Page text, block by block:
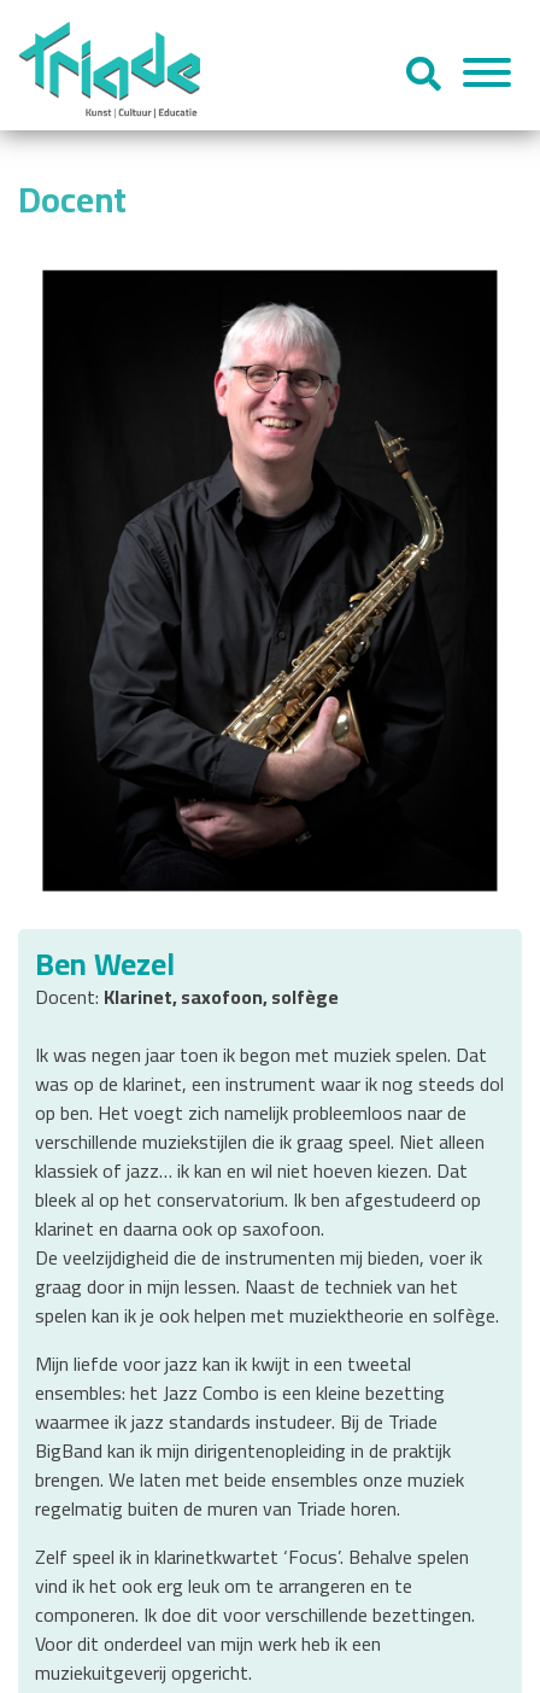
Docent
Ben Wezel
Docent: Klarinet, saxofoon, solfège
Ik was negen jaar toen ik begon met muziek spelen. Dat
was op de klarinet, een instrument waar ik nog steeds dol
op ben. Het voegt zich namelijk probleemloos naar de
verschillende muziekstijlen die ik graag speel. Niet alleen
klassiek of jazz… ik kan en wil niet hoeven kiezen. Dat
bleek al op het conservatorium. Ik ben afgestudeerd op
klarinet en daarna ook op saxofoon.
De veelzijdigheid die de instrumenten mij bieden, voer ik
graag door in mijn lessen. Naast de techniek van het
spelen kan ik je ook helpen met muziektheorie en solfège.
Mijn liefde voor jazz kan ik kwijt in een tweetal
ensembles: het Jazz Combo is een kleine bezetting
waarmee ik jazz standards instudeer. Bij de Triade
BigBand kan ik mijn dirigentenopleiding in de praktijk
brengen. We laten met beide ensembles onze muziek
regelmatig buiten de muren van Triade horen.
Zelf speel ik in klarinetkwartet ‘Focus’. Behalve spelen
vind ik het ook erg leuk om te arrangeren en te
componeren. Ik doe dit voor verschillende bezettingen.
Voor dit onderdeel van mijn werk heb ik een
muziekuitgeverij opgericht.